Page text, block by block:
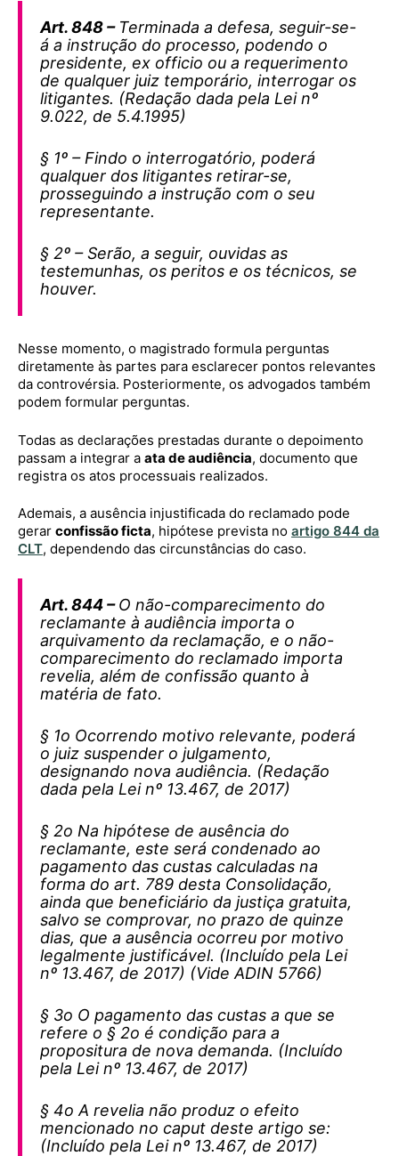
Art. 848 – Terminada a defesa, seguir-se-
á a instrução do processo, podendo o
presidente, ex officio ou a requerimento
de qualquer juiz temporário, interrogar os
litigantes. (Redação dada pela Lei nº
9.022, de 5.4.1995)
§ 1º – Findo o interrogatório, poderá
qualquer dos litigantes retirar-se,
prosseguindo a instrução com o seu
representante.
§ 2º – Serão, a seguir, ouvidas as
testemunhas, os peritos e os técnicos, se
houver.
Nesse momento, o magistrado formula perguntas
diretamente às partes para esclarecer pontos relevantes
da controvérsia. Posteriormente, os advogados também
podem formular perguntas.
Todas as declarações prestadas durante o depoimento
passam a integrar a ata de audiência, documento que
registra os atos processuais realizados.
Ademais, a ausência injustificada do reclamado pode
gerar confissão ficta, hipótese prevista no artigo 844 da
CLT, dependendo das circunstâncias do caso.
Art. 844 –O não-comparecimento do
reclamante à audiência importa o
arquivamento da reclamação, e o não-
comparecimento do reclamado importa
revelia, além de confissão quanto à
matéria de fato.
§ 1o Ocorrendo motivo relevante, poderá
o juiz suspender o julgamento,
designando nova audiência. (Redação
dada pela Lei nº 13.467, de 2017)
§ 2o Na hipótese de ausência do
reclamante, este será condenado ao
pagamento das custas calculadas na
forma do art. 789 desta Consolidação,
ainda que beneficiário da justiça gratuita,
salvo se comprovar, no prazo de quinze
dias, que a ausência ocorreu por motivo
legalmente justificável. (Incluído pela Lei
nº 13.467, de 2017) (Vide ADIN 5766)
§ 3o O pagamento das custas a que se
refere o § 2o é condição para a
propositura de nova demanda. (Incluído
pela Lei nº 13.467, de 2017)
§ 4o A revelia não produz o efeito
mencionado no caput deste artigo se:
(Incluído pela Lei nº 13.467, de 2017)